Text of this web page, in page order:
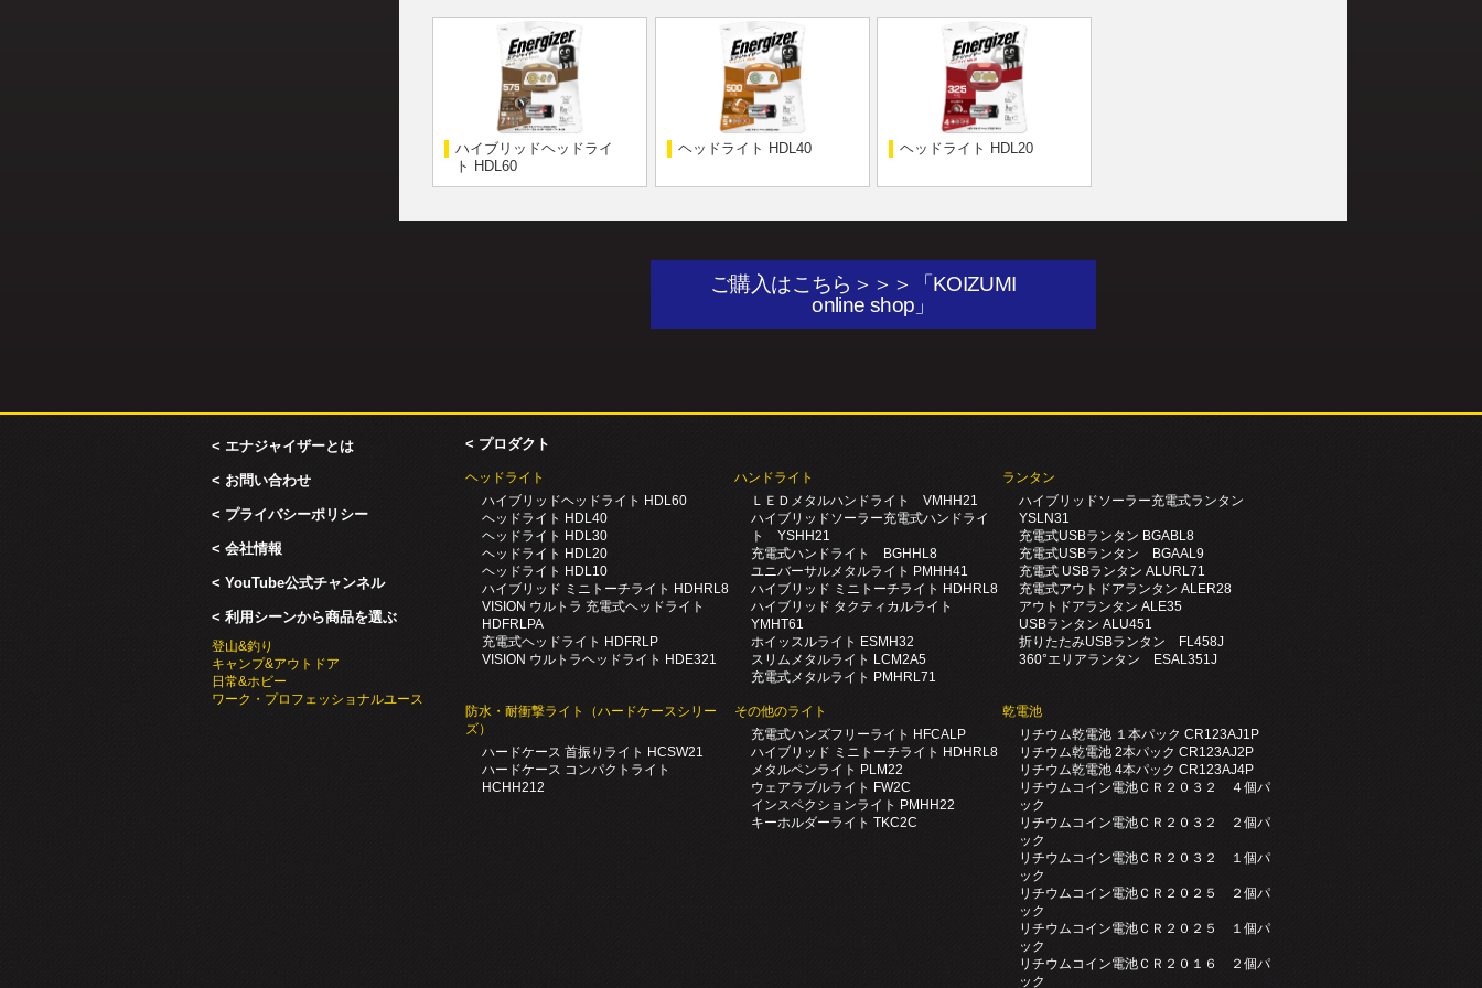
ハイブリッドヘッドライ
ト HDL60
ヘッドライト HDL40 ヘッドライト HDL20
ご購入はこちら＞＞＞「KOIZUMI
online shop」
< エナジャイザーとは
< お問い合わせ
< プライバシーポリシー
< 会社情報
< YouTube公式チャンネル
< 利用シーンから商品を選ぶ
登山&釣り
キャンプ&アウトドア
日常&ホビー
ワーク・プロフェッショナルユース
< プロダクト
ヘッドライト
ハイブリッドヘッドライト HDL60
ヘッドライト HDL40
ヘッドライト HDL30
ヘッドライト HDL20
ヘッドライト HDL10
ハイブリッド ミニトーチライト HDHRL8
VISION ウルトラ 充電式ヘッドライト
HDFRLPA
充電式ヘッドライト HDFRLP
VISION ウルトラヘッドライト HDE321
ハンドライト
ＬＥＤメタルハンドライト VMHH21
ハイブリッドソーラー充電式ハンドライ
ト YSHH21
充電式ハンドライト BGHHL8
ユニバーサルメタルライト PMHH41
ハイブリッド ミニトーチライト HDHRL8
ハイブリッド タクティカルライト
YMHT61
ホイッスルライト ESMH32
スリムメタルライト LCM2A5
充電式メタルライト PMHRL71
ランタン
ハイブリッドソーラー充電式ランタン
YSLN31
充電式USBランタン BGABL8
充電式USBランタン BGAAL9
充電式 USBランタン ALURL71
充電式アウトドアランタン ALER28
アウトドアランタン ALE35
USBランタン ALU451
折りたたみUSBランタン FL458J
360°エリアランタン ESAL351J
防水・耐衝撃ライト
（ハードケースシリー
ズ）
ハードケース 首振りライト HCSW21
ハードケース コンパクトライト
HCHH212
その他のライト
充電式ハンズフリーライト HFCALP
ハイブリッド ミニトーチライト HDHRL8
メタルペンライト PLM22
ウェアラブルライト FW2C
インスペクションライト PMHH22
キーホルダーライト TKC2C
乾電池
リチウム乾電池 １本パック CR123AJ1P
リチウム乾電池 2本パック CR123AJ2P
リチウム乾電池 4本パック CR123AJ4P
リチウムコイン電池ＣＲ２０３２ ４個パ
ック
リチウムコイン電池ＣＲ２０３２ ２個パ
ック
リチウムコイン電池ＣＲ２０３２ １個パ
ック
リチウムコイン電池ＣＲ２０２５ ２個パ
ック
リチウムコイン電池ＣＲ２０２５ １個パ
ック
リチウムコイン電池ＣＲ２０１６ ２個パ
ック